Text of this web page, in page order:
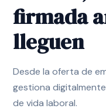
firmada
lleguen
Desde la oferta de
gestiona
de vida laboral.